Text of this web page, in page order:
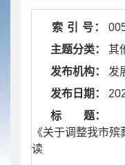
索 引 号：
主题分类：
其
发布机构：
发
发布日期：
标 题：
《关于调整我市
读